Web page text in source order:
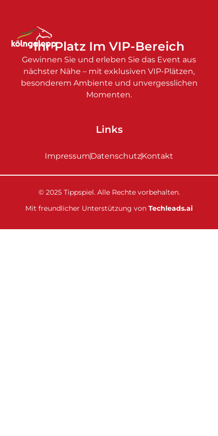
Ihr Platz Im VIP-Bereich
Gewinnen Sie und erleben Sie das Event aus
nächster Nähe – mit exklusiven VIP-Plätzen,
besonderem Ambiente und unvergesslichen
Momenten.
Links
ImpressumDatenschutzKontakt
© 2025 Tippspiel. Alle Rechte vorbehalten.
Mit freundlicher Unterstützung von Techleads.ai